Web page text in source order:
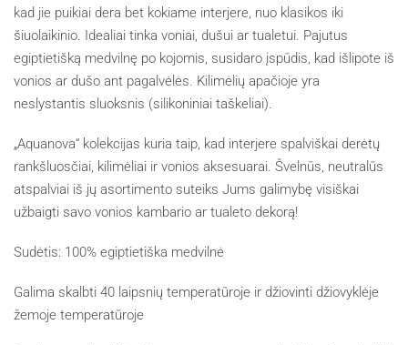
kad jie puikiai dera bet kokiame interjere, nuo klasikos iki
šiuolaikinio. Idealiai tinka voniai, dušui ar tualetui. Pajutus
egiptietišką medvilnę po kojomis, susidaro įspūdis, kad išlipote iš
vonios ar dušo ant pagalvėlės. Kilimėlių apačioje yra
neslystantis sluoksnis (silikoniniai taškeliai).
„Aquanova“ kolekcijas kuria taip, kad interjere spalviškai derėtų
rankšluosčiai, kilimėliai ir vonios aksesuarai. Švelnūs, neutralūs
atspalviai iš jų asortimento suteiks Jums galimybę visiškai
užbaigti savo vonios kambario ar tualeto dekorą!
Sudėtis: 100% egiptietiška medvilnė
Galima skalbti 40 laipsnių temperatūroje ir džiovinti džiovyklėje
žemoje temperatūroje